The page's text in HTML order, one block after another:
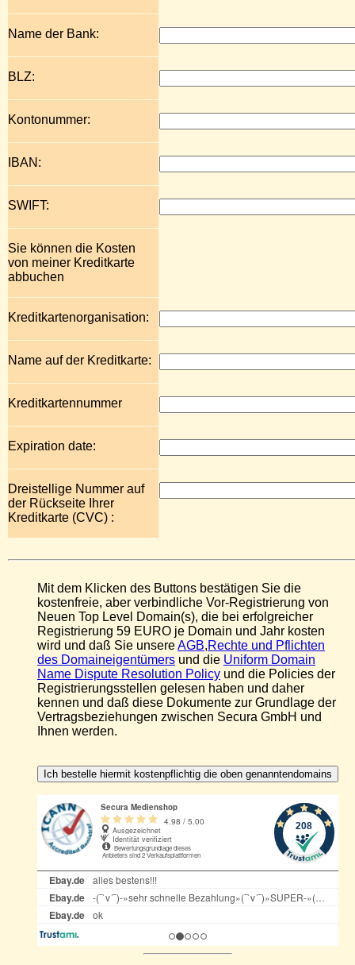
Name der Bank:
BLZ:
Kontonummer:
IBAN:
SWIFT:
Sie können die Kosten
von meiner Kreditkarte
abbuchen
Kreditkartenorganisation:
Name auf der Kreditkarte:
Kreditkartennummer
Expiration date:
Dreistellige Nummer auf
der Rückseite Ihrer
Kreditkarte (CVC) :
Mit dem Klicken des Buttons bestätigen Sie die
kostenfreie, aber verbindliche Vor-Registrierung von
Neuen Top Level Domain(s), die bei erfolgreicher
Registrierung 59 EURO je Domain und Jahr kosten
wird und daß Sie unsereAGB,Rechte und Pflichten
des Domaineigentümers und die Uniform Domain
Name Dispute Resolution Policy und die Policies der
Registrierungsstellen gelesen haben und daher
kennen und daß diese Dokumente zur Grundlage der
Vertragsbeziehungen zwischen Secura GmbH und
Ihnen werden.